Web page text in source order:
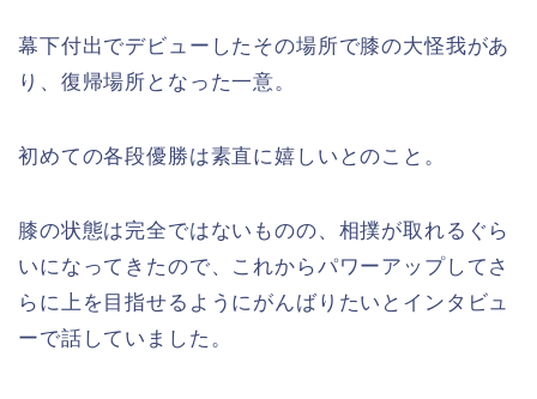
幕下付出でデビューしたその場所で膝の大怪我があ
り、復帰場所となった一意。
初めての各段優勝は素直に嬉しいとのこと。
膝の状態は完全ではないものの、相撲が取れるぐら
いになってきたので、これからパワーアップしてさ
らに上を目指せるようにがんばりたいとインタビュ
ーで話していました。